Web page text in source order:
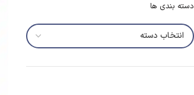
دسته بندی ها